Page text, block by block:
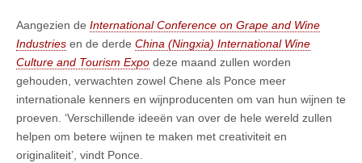
Aangezien de International Conference on Grape and Wine
Industries en de derde China (Ningxia) International Wine
Culture and Tourism Expo deze maand zullen worden
gehouden, verwachten zowel Chene als Ponce meer
internationale kenners en wijnproducenten om van hun wijnen te
proeven. ‘Verschillende ideeën van over de hele wereld zullen
helpen om betere wijnen te maken met creativiteit en
originaliteit’, vindt Ponce.